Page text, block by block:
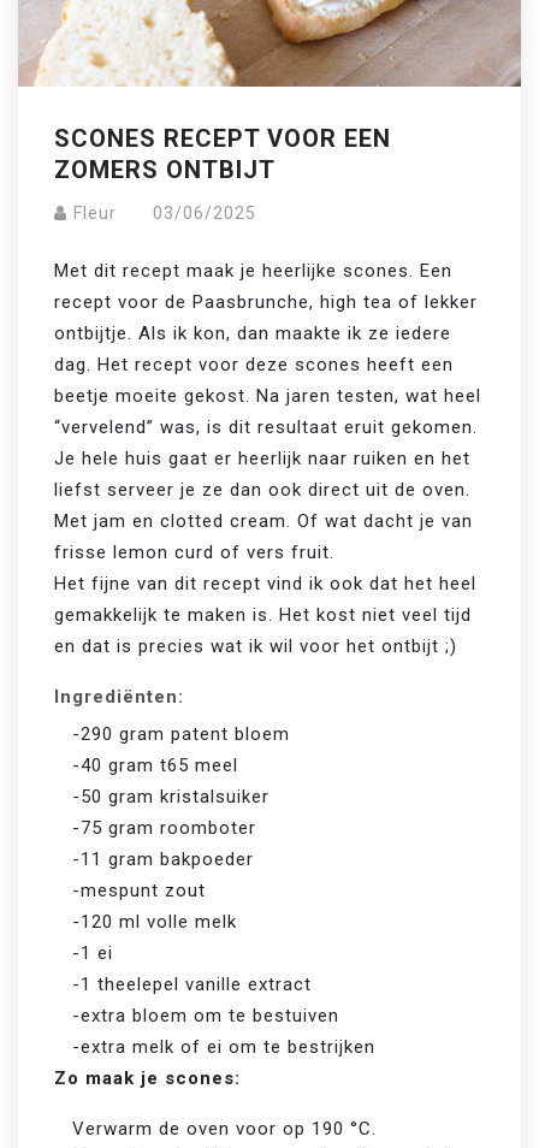
SCONES RECEPT VOOR EEN
ZOMERS ONTBIJT
Fleur 03/06/2025
Met dit recept maak je heerlijke scones. Een
recept voor de Paasbrunche, high tea of lekker
ontbijtje. Als ik kon, dan maakte ik ze iedere
dag. Het recept voor deze scones heeft een
beetje moeite gekost. Na jaren testen, wat heel
“vervelend” was, is dit resultaat eruit gekomen.
Je hele huis gaat er heerlijk naar ruiken en het
liefst serveer je ze dan ook direct uit de oven.
Met jam en clotted cream. Of wat dacht je van
frisse lemon curd of vers fruit.
Het fijne van dit recept vind ik ook dat het heel
gemakkelijk te maken is. Het kost niet veel tijd
en dat is precies wat ik wil voor het ontbijt ;)
Ingrediënten:
-290 gram patent bloem
-40 gram t65 meel
-50 gram kristalsuiker
-75 gram roomboter
-11 gram bakpoeder
-mespunt zout
-120 ml volle melk
-1 ei
-1 theelepel vanille extract
-extra bloem om te bestuiven
-extra melk of ei om te bestrijken
Zo maak je scones:
Verwarm de oven voor op 190 °C.